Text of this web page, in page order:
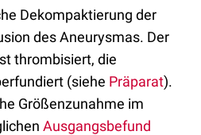
Dekompaktierung der
des Aneurysmas. Der
thrombisiert, die
(siehe Präparat).
Größenzunahme im
Ausgangsbefund